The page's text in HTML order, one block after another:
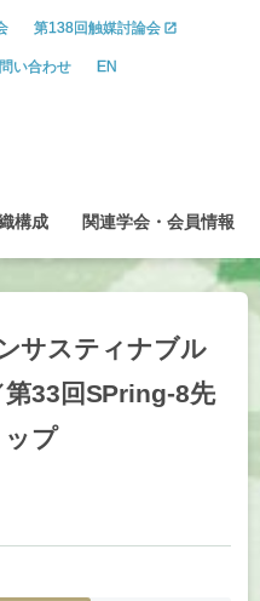
第138回触媒討論会
い合わせ EN
構成 関連学会 ・ 会員情報
サスティナブル
第33 回SPring-8先
プ